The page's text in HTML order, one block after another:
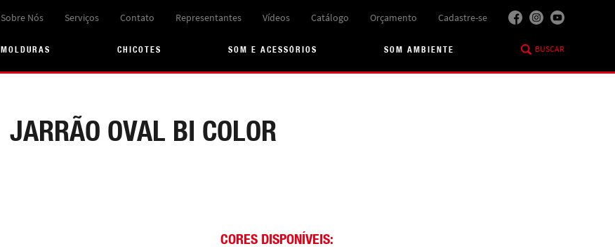
Sobre Nós Serviços Contato Representantes Vídeos Catálogo Orçamento Cadastre-se
MOLDURAS CHICOTES SOM E ACESSÓRIOS SOM AMBIENTE BUSCAR
JARRÃO OVAL BI COLOR
CORES DISPONÍVEIS: